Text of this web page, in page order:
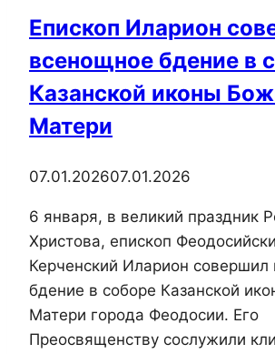
Всея
Руси
Кирилла
Епископ Иларион
всенощное бдение в
Казанской иконы
Матери
07.01.202607.01.2026
6 января, в великий праздник
Христова, епископ
Керченский Иларион совершил
бдение в соборе Казанской
Матери города Феодосии. Его
Преосвященству сослужили